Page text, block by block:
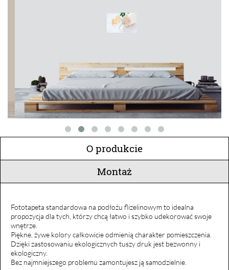
O produkcie
Montaż
Fototapeta standardowa na podłożu flizelinowym to idealna
propozycja dla tych, którzy chcą łatwo i szybko udekorować swoje
wnętrze.
Piękne, żywe kolory całkowicie odmienią charakter pomieszczenia.
Dzięki zastosowaniu ekologicznych tuszy druk jest bezwonny i
ekologiczny.
Bez najmniejszego problemu zamontujesz ją samodzielnie.